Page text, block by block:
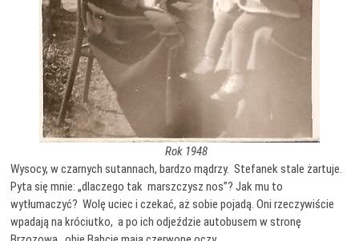
Rok 1948
Wysocy, w czarnych sutannach, bardzo mądrzy. Stefanek stale żartuje.
Pyta się mnie: „dlaczego tak marszczysz nos”? Jak mu to
wytłumaczyć? Wolę uciec i czekać, aż sobie pojadą. Oni rzeczywiście
wpadają na króciutko, a po ich odjeździe autobusem w stronę